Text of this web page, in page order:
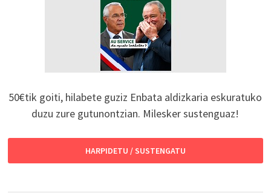
50€tik goiti, hilabete guziz Enbata aldizkaria eskuratuko
duzu zure gutunontzian. Milesker sustenguaz!
HARPIDETU / SUSTENGATU